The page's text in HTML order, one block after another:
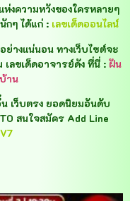
งความหวังของใครหลายๆ
กๆ ได้แก่ : เลขเด็ดออนไลน์
ย่างแน่นอน ทางเว็บไซต์จะ
ลขเด็ดอาจารย์ดัง ที่นี่ : ฝัน
าน
เว็บตรง ยอดนิยมอันดับ
สนใจสมัคร Add Line